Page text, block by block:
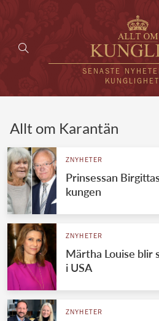
SENASTE
VÄRLDENS
Svenska
Danska
Allt om Karantän
ZNYHETER
Prinsessan
kungen
ZNYHETER
Märtha Louise blir
i USA
ZNYHETER